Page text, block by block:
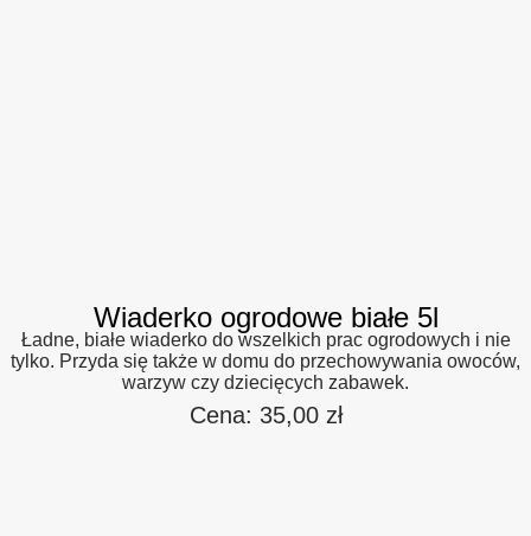
Wiaderko ogrodowe białe 5l
Ładne, białe wiaderko do wszelkich prac ogrodowych i nie
tylko. Przyda się także w domu do przechowywania owoców,
warzyw czy dziecięcych zabawek.
Cena: 35,00 zł